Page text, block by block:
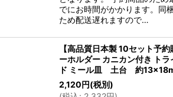
でにお時間がかかります。同
ため配送遅れますので…
【高品質日本製 10セット予
ーホルダー カニカン付き ト
ド ミール皿 土台 約
2,120円(税別)